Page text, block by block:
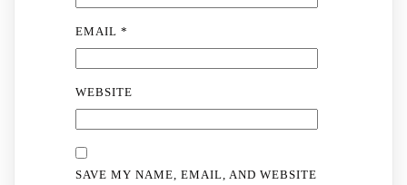
EMAIL *
WEBSITE
SAVE MY NAME, EMAIL, AND WEBSITE